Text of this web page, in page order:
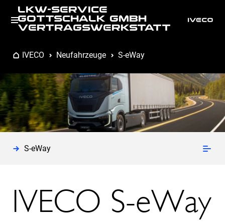
LKW-SERVICE
GOTTSCHALK GMBH
VERTRAGSWERKSTATT
IVECO Neufahrzeuge S-eWay
S-eWay
IVECO S-eWay